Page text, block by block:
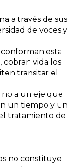
a través de sus
de voces y
esta
cobran vida los
transitar el
a un eje que
un tiempo y un
tratamiento de
no constituye